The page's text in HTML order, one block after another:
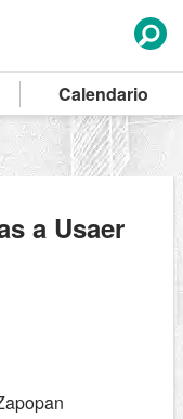
Calendario
a Usaer